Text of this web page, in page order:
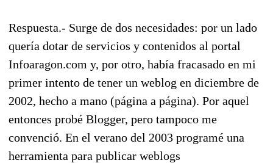
Respuesta.- Surge de dos necesidades: por un lado
quería dotar de servicios y contenidos al portal
Infoaragon.com y, por otro, había fracasado en mi
primer intento de tener un weblog en diciembre de
2002, hecho a mano (página a página). Por aquel
entonces probé Blogger, pero tampoco me
convenció. En el verano del 2003 programé una
herramienta para publicar weblogs